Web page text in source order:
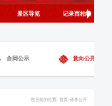
景区导览 记录西柏坡
合同公示 意向公开
您当前的位置: 首页>政务公开